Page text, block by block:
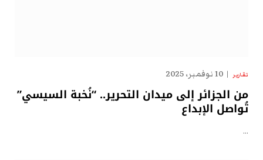
تقارير 10 نوفمبر، 2025
من الجزائر إلى ميدان التحرير.. “نُخبة السيسي”
تُواصل الإبداع
…